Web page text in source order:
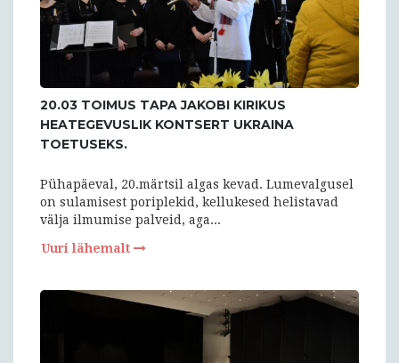
20.03 TOIMUS TAPA JAKOBI KIRIKUS
HEATEGEVUSLIK KONTSERT UKRAINA
TOETUSEKS.
Pühapäeval, 20.märtsil algas kevad. Lumevalgusel
on sulamisest poriplekid, kellukesed helistavad
välja ilmumise palveid, aga...
Uuri lähemalt